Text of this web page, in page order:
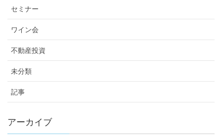
セミナー
ワイン会
不動産投資
未分類
記事
アーカイブ